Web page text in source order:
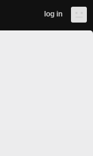
log in